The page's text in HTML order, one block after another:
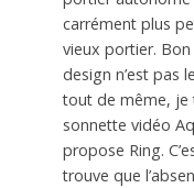
carrément plus
vieux portier. Bon
design n’est pas
tout de même, je
sonnette vidéo
propose Ring.
trouve que